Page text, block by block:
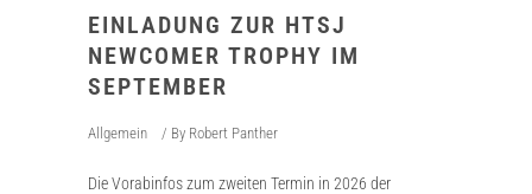
EINLADUNG ZUR HTSJ
NEWCOMER TROPHY IM
SEPTEMBER
Allgemein By Robert Panther
Die Vorabinfos zum zweiten Termin in 2026 der